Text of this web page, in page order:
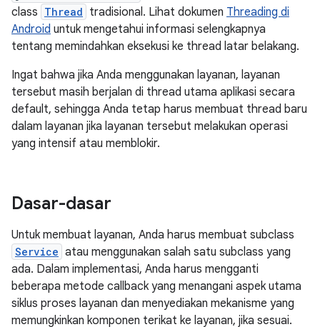
class Thread tradisional. Lihat dokumen Threading di
Android untuk mengetahui informasi selengkapnya
tentang memindahkan eksekusi ke thread latar belakang.
Ingat bahwa jika Anda menggunakan layanan, layanan
tersebut masih berjalan di thread utama aplikasi secara
default, sehingga Anda tetap harus membuat thread baru
dalam layanan jika layanan tersebut melakukan operasi
yang intensif atau memblokir.
Dasar-dasar
Untuk membuat layanan, Anda harus membuat subclass
Service atau menggunakan salah satu subclass yang
ada. Dalam implementasi, Anda harus mengganti
beberapa metode callback yang menangani aspek utama
siklus proses layanan dan menyediakan mekanisme yang
memungkinkan komponen terikat ke layanan, jika sesuai.